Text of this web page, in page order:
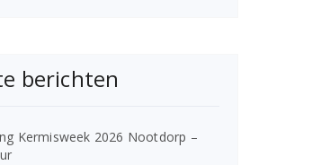
berichten
Kermisweek 2026 Nootdorp –